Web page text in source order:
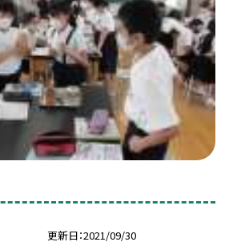
更新日 2021/09/30